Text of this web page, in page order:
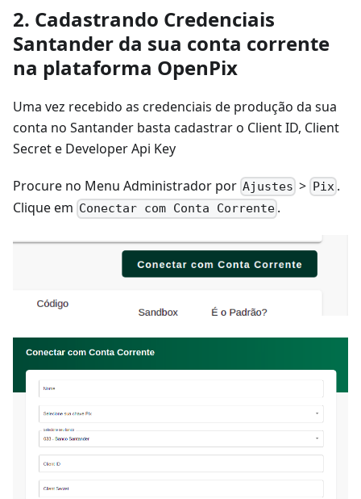
2. Cadastrando Credenciais
Santander da sua conta corrente
na plataforma OpenPix
Uma vez recebido as credenciais de produção da sua
conta no Santander basta cadastrar o Client ID, Client
Secret e Developer Api Key
Procure no Menu Administrador por Ajustes > Pix.
Clique em Conectar com Conta Corrente .